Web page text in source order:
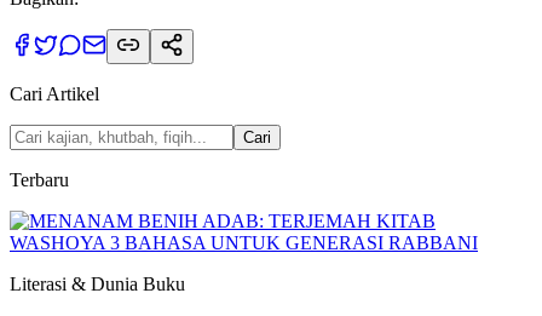
Cari Artikel
Cari
Terbaru
Literasi & Dunia Buku